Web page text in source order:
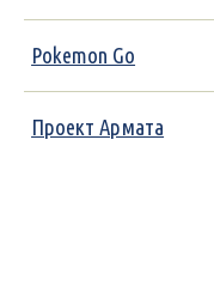
Pokemon Go
Проект Армата